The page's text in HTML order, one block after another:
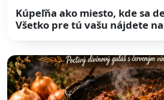
Kúpeľňa ako miesto, kde sa
Všetko pre tú vašu nájdete